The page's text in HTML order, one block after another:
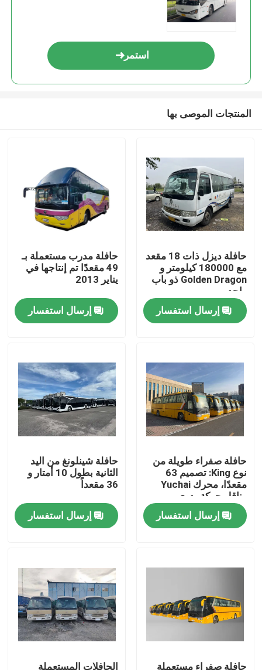
فيديوهات
معلومات عنا
جولة في المعمل
حالات
اطلب اقتباس
استمر
المنتجات الموصى بها
حافلة ديزل ذات 18 مقعد
مع 180000 كيلومتر و
Golden Dragon ذو باب
واحد
إرسال استفسار
حافلة مدرب مستعملة بـ
49 مقعدًا تم إنتاجها في
يناير 2013
إرسال استفسار
حافلة صفراء طويلة من
نوع King: تصميم 63
مقعدًا، محرك Yuchai
وناقل حركة يدوي
إرسال استفسار
حافلة شينلونغ من اليد
الثانية بطول 10 أمتار و
36 مقعداً
إرسال استفسار
حافلة صفراء مستعملة الحافلات المستعملة